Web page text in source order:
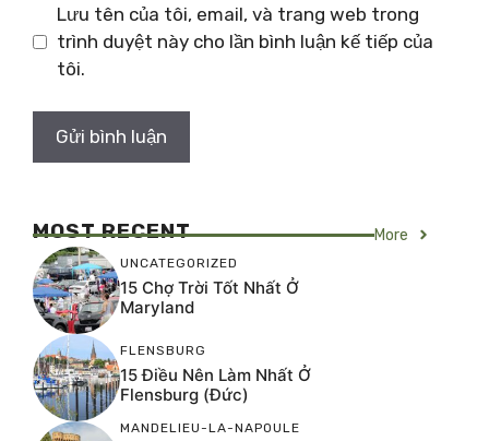
Lưu tên của tôi, email, và trang web trong
trình duyệt này cho lần bình luận kế tiếp của
tôi.
MOST RECENT More
UNCATEGORIZED
15 Chợ Trời Tốt Nhất Ở
Maryland
FLENSBURG
15 Điều Nên Làm Nhất Ở
Flensburg (Đức)
MANDELIEU-LA-NAPOULE